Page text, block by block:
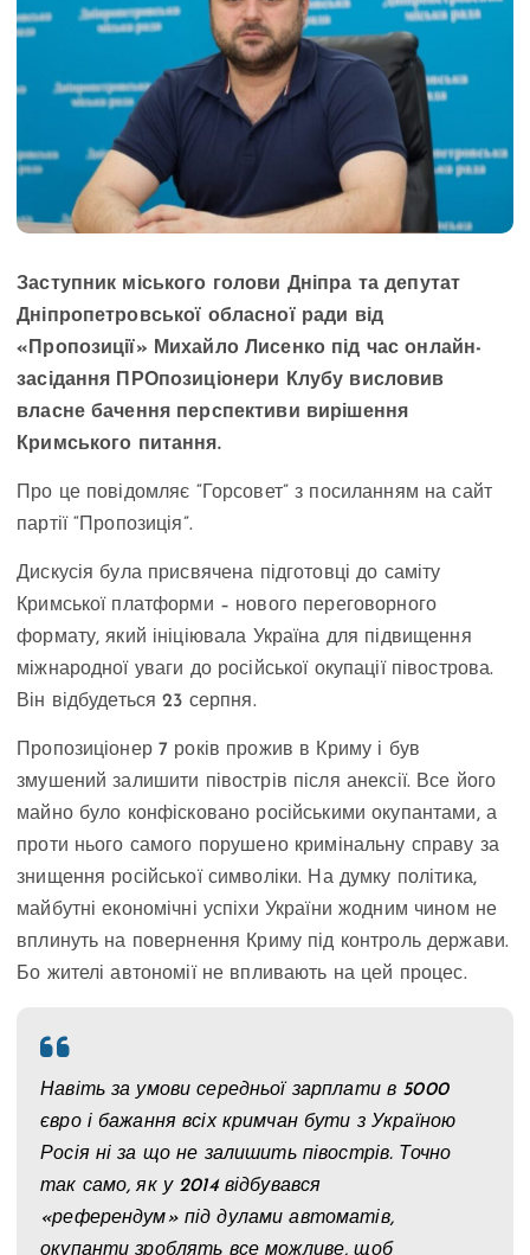
Заступник міського голови Дніпра та депутат
Дніпропетровської обласної ради від
«Пропозиції» Михайло Лисенко під час онлайн-
засідання ПРОпозиціонери Клубу висловив
власне бачення перспективи вирішення
Кримського питання.
Про це повідомляє “Горсовет” з посиланням на сайт
партії “Пропозиція”.
Дискусія була присвячена підготовці до саміту
Кримської платформи – нового переговорного
формату, який ініціювала Україна для підвищення
міжнародної уваги до російської окупації півострова.
Він відбудеться 23 серпня.
Пропозиціонер 7 років прожив в Криму і був
змушений залишити півострів після анексії. Все його
майно було конфісковано російськими окупантами, а
проти нього самого порушено кримінальну справу за
знищення російської символіки. На думку політика,
майбутні економічні успіхи України жодним чином не
вплинуть на повернення Криму під контроль держави.
Бо жителі автономії не впливають на цей процес.
Навіть за умови середньої зарплати в 5000
євро і бажання всіх кримчан бути з Україною
Росія ні за що не залишить півострів. Точно
так само, як у 2014 відбувався
«референдум» під дулами автоматів,
окупанти зроблять все можливе, щоб